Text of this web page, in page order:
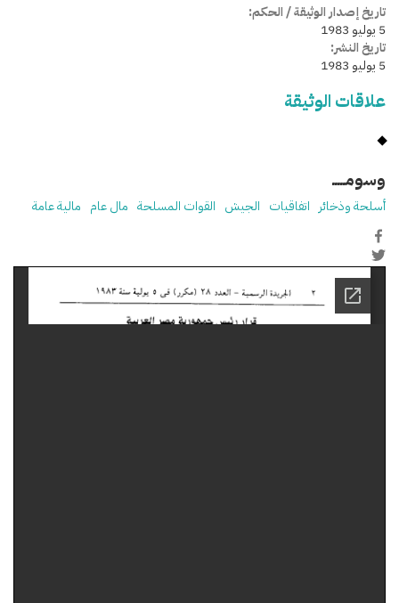
تاريخ إصدار الوثيقة / الحكم:
5 يوليو 1983
تاريخ النشر:
5 يوليو 1983
علاقات الوثيقة
وسومـــــ
أسلحة وذخائر اتفاقيات الجيش القوات المسلحة مال عام مالية عامة